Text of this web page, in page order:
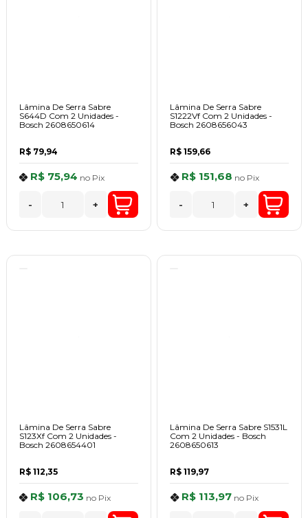
Lâmina De Serra Sabre
S644D Com 2 Unidades -
Bosch 2608650614
R$ 79,94
R$ 75,94 no Pix
- +
Lâmina De Serra Sabre
S1222Vf Com 2 Unidades -
Bosch 2608656043
R$ 159,66
R$ 151,68 no Pix
- +
Lâmina De Serra Sabre
S123Xf Com 2 Unidades -
Bosch 2608654401
R$ 112,35
R$ 106,73 no Pix
Lâmina De Serra Sabre S1531L
Com 2 Unidades - Bosch
2608650613
R$ 119,97
R$ 113,97 no Pix